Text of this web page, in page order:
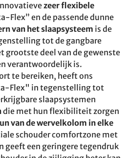
zeer flexibele
Flex” en de passende dunne
van het slaapsysteem is de
tot de gangbare
grootste deel van de gewenste
verantwoordelijk is.
te bereiken, heeft ons
Flex" in tegenstelling tot
slaapsystemen
die met hun flexibiliteit zorgen
van de wervelkolom in elke
schouder comfortzone met
geeft een geringere tegendruk